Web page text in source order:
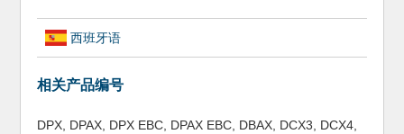
西班牙语
相关产品编号
DPX, DPAX, DPX EBC, DPAX EBC, DBAX, DCX3, DCX4,